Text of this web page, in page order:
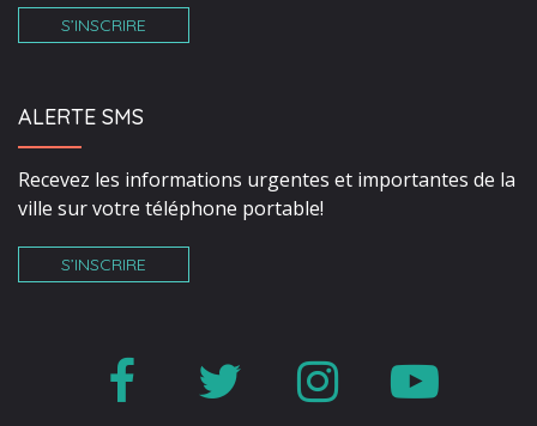
S’INSCRIRE
ALERTE SMS
Recevez les informations urgentes et importantes de la
ville sur votre téléphone portable!
S’INSCRIRE
Lien Lien Lien